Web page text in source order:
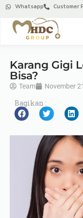
Whatsapp Customer
Karang Gigi
Bisa?
Team November
Bagikan :